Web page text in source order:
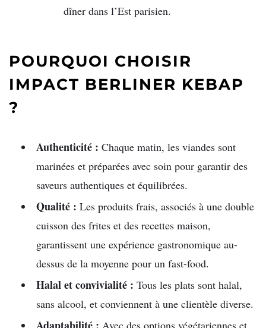
dîner dans l’Est parisien.
POURQUOI CHOISIR
IMPACT BERLINER KEBAP
?
Authenticité : Chaque matin, les viandes sont
marinées et préparées avec soin pour garantir des
saveurs authentiques et équilibrées.
Qualité : Les produits frais, associés à une double
cuisson des frites et des recettes maison,
garantissent une expérience gastronomique au-
dessus de la moyenne pour un fast-food.
Halal et convivialité : Tous les plats sont halal,
sans alcool, et conviennent à une clientèle diverse.